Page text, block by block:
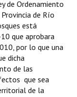
de Ordenamiento
de Río
está
que aprobara
por lo que una
dicha
de las
que sea
de la